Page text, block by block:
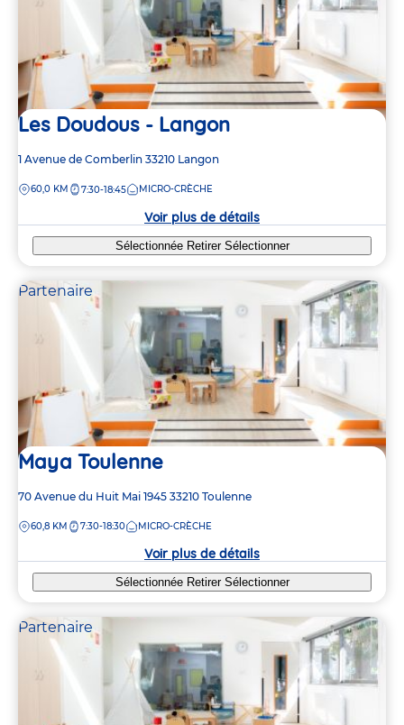
Les Doudous - Langon
Adresse
la
1 Avenue de Comberlin 33210 Langon
DISTANCE
60,0 KM 7:30-18:45 MICRO-CRÈCHE
Voir plus de détails
Sélectionnée Retirer Sélectionner
Partenaire
Maya Toulenne
Adresse
la
70 Avenue du Huit Mai 1945 33210 Toulenne
DISTANCE
60,8 KM 7:30-18:30 MICRO-CRÈCHE
Voir plus de détails
Sélectionnée Retirer Sélectionner
Partenaire